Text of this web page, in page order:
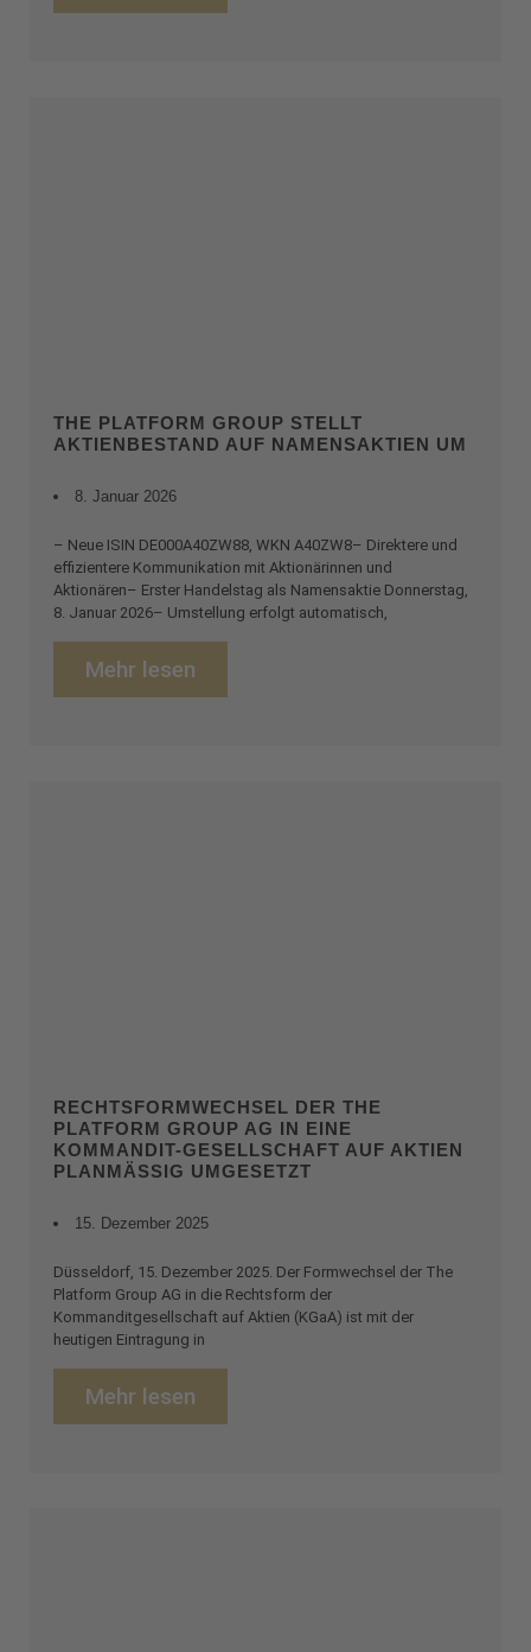
THE PLATFORM GROUP STELLT
AKTIENBESTAND AUF NAMENSAKTIEN UM
8. Januar 2026
– Neue ISIN DE000A40ZW88, WKN A40ZW8– Direktere und
effizientere Kommunikation mit Aktionärinnen und
Aktionären– Erster Handelstag als Namensaktie Donnerstag,
8. Januar 2026– Umstellung erfolgt automatisch,
Mehr lesen
RECHTSFORMWECHSEL DER THE
PLATFORM GROUP AG IN EINE
KOMMANDIT-GESELLSCHAFT AUF AKTIEN
PLANMÄSSIG UMGESETZT
15. Dezember 2025
Düsseldorf, 15. Dezember 2025. Der Formwechsel der The
Platform Group AG in die Rechtsform der
Kommanditgesellschaft auf Aktien (KGaA) ist mit der
heutigen Eintragung in
Mehr lesen